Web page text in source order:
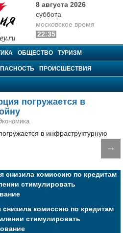
8 августа 2026
суббота
московское время
22:35
ОБЩЕСТВО ТУРИЗМ
ПРОИСШЕСТВИЯ
погружается в
→
снизила комиссию по кредитам
стимулировать